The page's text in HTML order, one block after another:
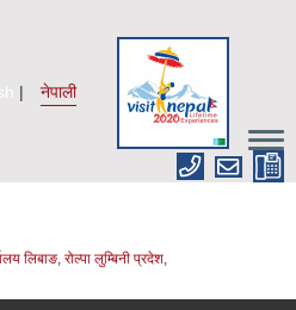
नेपाली
लिबाङ, रोल्पा लुम्बिनी प्रदेश,